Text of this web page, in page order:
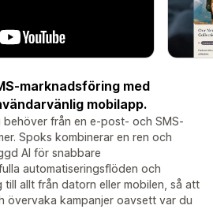
marknadsföring med
mobilapp.
från en e-post- och SMS-
Spoks kombinerar en ren och
AI för snabbare
automatiseringsflöden och
till allt från datorn eller mobilen, så att
övervaka kampanjer oavsett var du